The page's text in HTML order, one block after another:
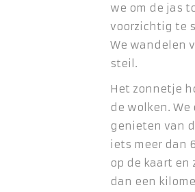
we om de jas
voorzichtig te
We wandelen
steil.
Het zonnetje
de wolken.
genieten van
iets meer dan
op de kaart
dan een